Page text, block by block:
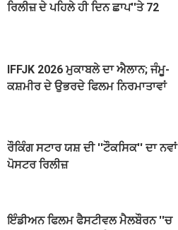
ਰਿਲੀਜ਼ ਦੇ ਪਹਿਲੇ ਹੀ ਦਿਨ ਛਾਪ''ਤੇ 72
IFFJK 2026 ਮੁਕਾਬਲੇ ਦਾ ਐਲਾਨ; ਜੰਮੂ-
ਕਸ਼ਮੀਰ ਦੇ ਉਭਰਦੇ ਫਿਲਮ ਨਿਰਮਾਤਾਵਾਂ
ਰੌਕਿੰਗ ਸਟਾਰ ਯਸ਼ ਦੀ ''ਟੌਕਸਿਕ'' ਦਾ ਨਵਾਂ
ਪੋਸਟਰ ਰਿਲੀਜ਼
ਇੰਡੀਅਨ ਫਿਲਮ ਫੈਸਟੀਵਲ ਮੈਲਬੌਰਨ ''ਚ